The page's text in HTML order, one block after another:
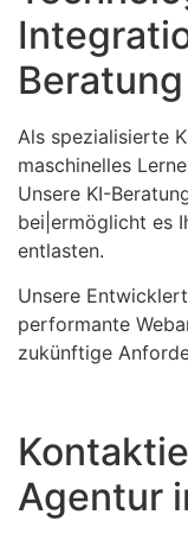
Beratung
Als spezialisierte
maschinelles
Unsere KI-
bei|ermöglicht es
entlasten.
Unsere
performante
zukünftige
Agentur